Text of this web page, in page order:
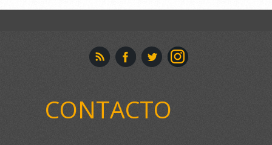
CONTACTO